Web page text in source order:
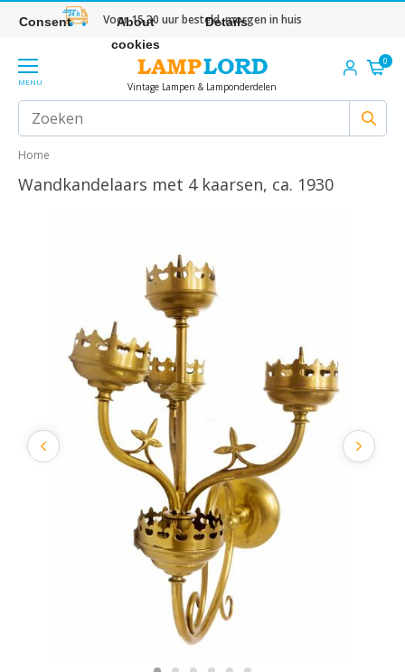
Voor 15.30 uur besteld, morgen in huis
MENU Vintage Lampen & Lamponderdelen
0
Home
Wandkandelaars met 4 kaarsen, ca. 1930
Consent
About
cookies
Details